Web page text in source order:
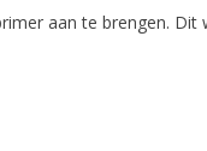
aan te brengen.